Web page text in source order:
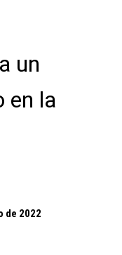
un
en la
de 2022